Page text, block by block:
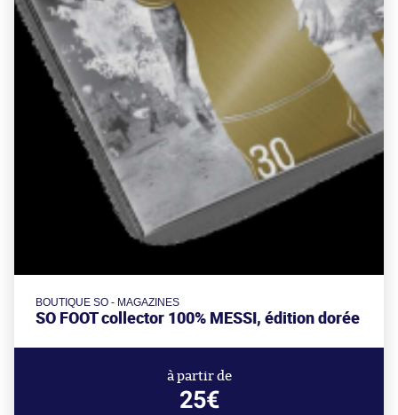
BOUTIQUE SO - MAGAZINES
SO FOOT collector 100% MESSI, édition dorée
à partir de
25€